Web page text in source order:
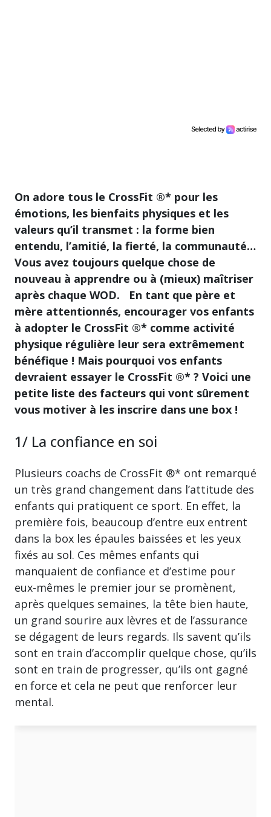
On adore tous le CrossFit ®* pour les
émotions, les bienfaits physiques et les
valeurs qu’il transmet : la forme bien
entendu, l’amitié, la fierté, la communauté…
Vous avez toujours quelque chose de
nouveau à apprendre ou à (mieux) maîtriser
après chaque WOD. En tant que père et
mère attentionnés, encourager vos enfants
à adopter le CrossFit ®* comme activité
physique régulière leur sera extrêmement
bénéfique ! Mais pourquoi vos enfants
devraient essayer le CrossFit ®* ? Voici une
petite liste des facteurs qui vont sûrement
vous motiver à les inscrire dans une box !
1/ La confiance en soi
Plusieurs coachs de CrossFit ®* ont remarqué
un très grand changement dans l’attitude des
enfants qui pratiquent ce sport. En effet, la
première fois, beaucoup d’entre eux entrent
dans la box les épaules baissées et les yeux
fixés au sol. Ces mêmes enfants qui
manquaient de confiance et d’estime pour
eux-mêmes le premier jour se promènent,
après quelques semaines, la tête bien haute,
un grand sourire aux lèvres et de l’assurance
se dégagent de leurs regards. Ils savent qu’ils
sont en train d’accomplir quelque chose, qu’ils
sont en train de progresser, qu’ils ont gagné
en force et cela ne peut que renforcer leur
mental.